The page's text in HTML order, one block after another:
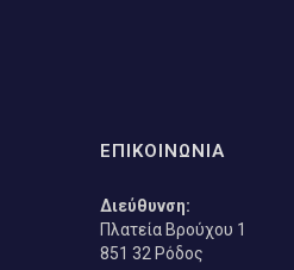
ΕΠΙΚΟΙΝΩΝΙΑ
Διεύθυνση:
Πλατεία Βρούχου 1
851 32 Ρόδος